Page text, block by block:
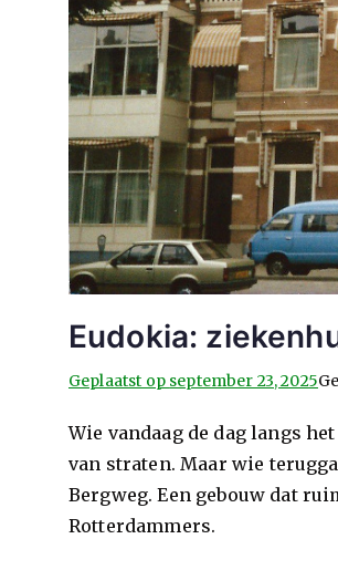
Eudokia:
Geplaatst op september 23, 2025
Wie vandaag de dag langs
van straten. Maar wie
Bergweg. Een gebouw dat
Rotterdammers.